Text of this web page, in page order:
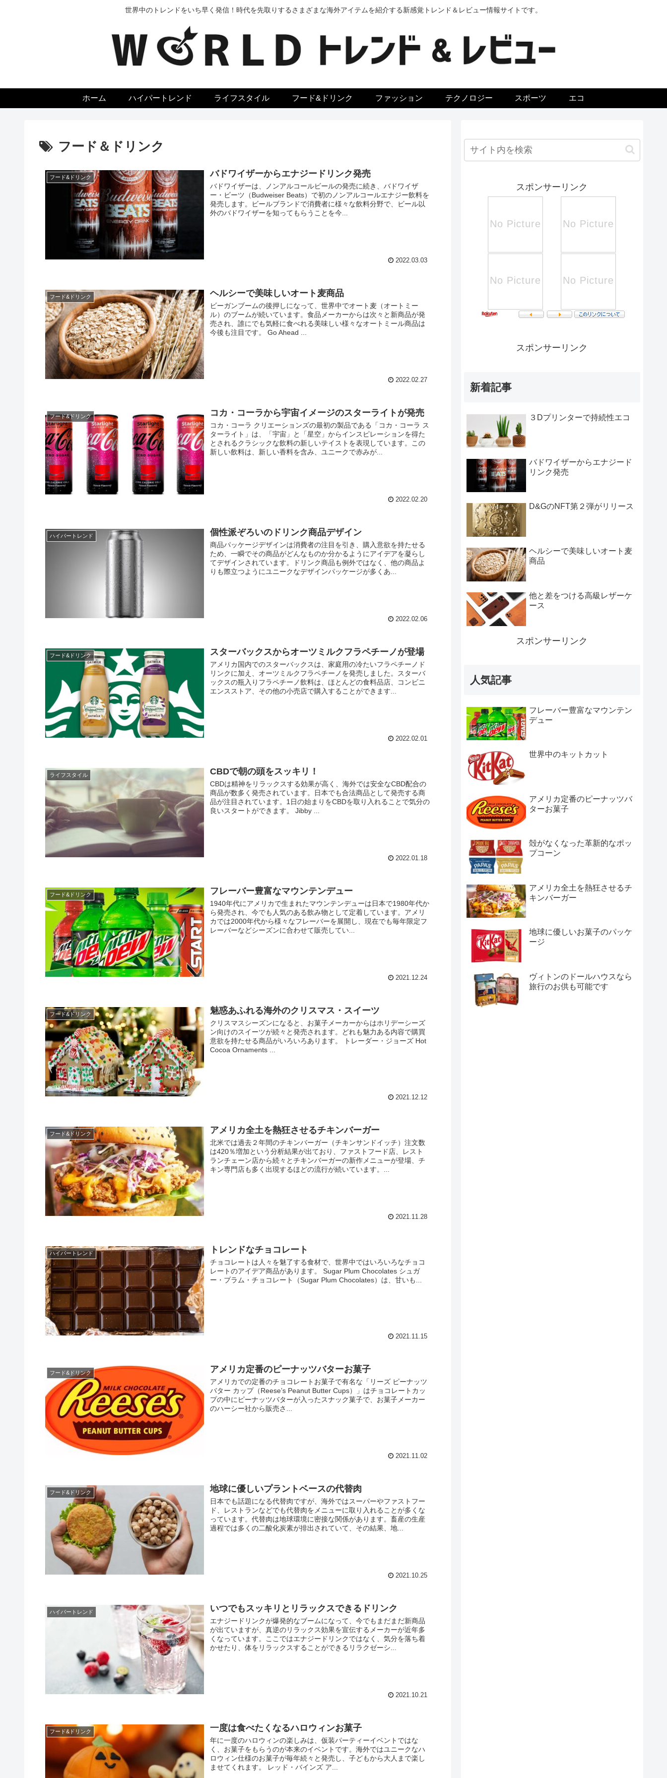
世界中のトレンドをいち早く発信！時代を先取りするさまざまな海外アイテムを紹介する新感覚トレンド＆レビュー情報サイトです。
ホーム ハイパートレンド ライフスタイル フード&ドリンク ファッション テクノロジー スポーツ エコ
フード＆ドリンク
フード&ドリンク バドワイザーからエナジードリンク発売
バドワイザーは、ノンアルコールビールの発売に続き、バドワイザ
ー・ビーツ（Budweiser Beats）で初のノンアルコールエナジー飲料を
発売します。ビールブランドで消費者に様々な飲料分野で、ビール以
外のバドワイザーを知ってもらうことを今...
2022.03.03
フード&ドリンク ヘルシーで美味しいオート麦商品
ビーガンブームの後押しになって、世界中でオート麦（オートミー
ル）のブームが続いています。食品メーカーからは次々と新商品が発
売され、誰にでも気軽に食べれる美味しい様々なオートミール商品は
今後も注目です。 Go Ahead ...
2022.02.27
フード&ドリンク コカ・コーラから宇宙イメージのスターライトが発売
コカ・コーラ クリエーションズの最初の製品である「コカ・コーラ ス
ターライト」は、「宇宙」と「星空」からインスピレーションを得た
とされるクラシックな飲料の新しいテイストを表現しています。この
新しい飲料は、新しい香料を含み、ユニークで赤みが...
2022.02.20
ハイパートレンド 個性派ぞろいのドリンク商品デザイン
商品パッケージデザインは消費者の注目を引き、購入意欲を持たせる
ため、一瞬でその商品がどんなものか分かるようにアイデアを凝らし
てデザインされています。ドリンク商品も例外ではなく、他の商品よ
りも際立つようにユニークなデザインパッケージが多くあ...
2022.02.06
フード&ドリンク スターバックスからオーツミルクフラペチーノが登場
アメリカ国内でのスターバックスは、家庭用の冷たいフラペチーノド
リンクに加え、オーツミルクフラペチーノを発売しました。スターバ
ックスの瓶入りフラペチーノ飲料は、ほとんどの食料品店、コンビニ
エンスストア、その他の小売店で購入することができます...
2022.02.01
ライフスタイル CBDで朝の頭をスッキリ！
CBDは精神をリラックスする効果が高く、海外では安全なCBD配合の
商品が数多く発売されています。日本でも合法商品として発売する商
品が注目されています。1日の始まりをCBDを取り入れることで気分の
良いスタートができます。 Jibby ...
2022.01.18
フード&ドリンク フレーバー豊富なマウンテンデュー
1940年代にアメリカで生まれたマウンテンデューは日本で1980年代か
ら発売され、今でも人気のある飲み物として定着しています。アメリ
カでは2000年代から様々なフレーバーを展開し、現在でも毎年限定フ
レーバーなどシーズンに合わせて販売してい...
2021.12.24
フード&ドリンク 魅惑あふれる海外のクリスマス・スイーツ
クリスマスシーズンになると、お菓子メーカーからはホリデーシーズ
ン向けのスイーツが続々と発売されます。どれも魅力ある内容で購買
意欲を持たせる商品がいろいろあります。 トレーダー・ジョーズ Hot
Cocoa Ornaments ...
2021.12.12
フード&ドリンク アメリカ全土を熱狂させるチキンバーガー
北米では過去２年間のチキンバーガー（チキンサンドイッチ）注文数
は420％増加という分析結果が出ており、ファストフード店、レスト
ランチェーン店から続々とチキンバーガーの新作メニューが登場、チ
キン専門店も多く出現するほどの流行が続いています。...
2021.11.28
ハイパートレンド トレンドなチョコレート
チョコレートは人々を魅了する食材で、世界中ではいろいろなチョコ
レートのアイデア商品があります。 Sugar Plum Chocolates シュガ
ー・プラム・チョコレート（Sugar Plum Chocolates）は、甘いも...
2021.11.15
フード&ドリンク アメリカ定番のピーナッツバターお菓子
アメリカでの定番のチョコレートお菓子で有名な「リーズ ピーナッツ
バター カップ（Reese’s Peanut Butter Cups）」はチョコレートカッ
プの中にピーナッツバターが入ったスナック菓子で、お菓子メーカー
のハーシー社から販売さ...
2021.11.02
フード&ドリンク 地球に優しいプラントベースの代替肉
日本でも話題になる代替肉ですが、海外ではスーパーやファストフー
ド、レストランなどでも代替肉をメニューに取り入れることが多くな
っています。代替肉は地球環境に密接な関係があります。畜産の生産
過程では多くの二酸化炭素が排出されていて、その結果、地...
2021.10.25
ハイパートレンド いつでもスッキリとリラックスできるドリンク
エナジードリンクが爆発的なブームになって、今でもまだまだ新商品
が出ていますが、真逆のリラックス効果を宣伝するメーカーが近年多
くなっています。ここではエナジードリンクではなく、気分を落ち着
かせたり、体をリラックスすることができるリラクゼーシ...
2021.10.21
フード&ドリンク 一度は食べたくなるハロウィンお菓子
年に一度のハロウィンの楽しみは、仮装パーティーイベントではな
く、お菓子をもらうのが本来のイベントです。海外ではユニークなハ
ロウィン仕様のお菓子が毎年続々と発売し、子どもから大人まで楽し
ませてくれます。 レッド・バインズ ア...
スポンサーリンク
スポンサーリンク
新着記事
３Dプリンターで持続性エコ
バドワイザーからエナジード
リンク発売
D&GのNFT第２弾がリリース
ヘルシーで美味しいオート麦
商品
他と差をつける高級レザーケ
ース
スポンサーリンク
人気記事
フレーバー豊富なマウンテン
デュー
世界中のキットカット
アメリカ定番のピーナッツバ
ターお菓子
殻がなくなった革新的なポッ
プコーン
アメリカ全土を熱狂させるチ
キンバーガー
地球に優しいお菓子のパッケ
ージ
ヴィトンのドールハウスなら
旅行のお供も可能です